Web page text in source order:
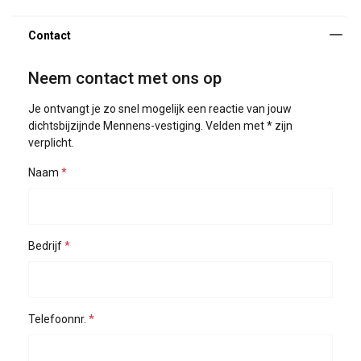
Neem contact met ons op
Je ontvangt je zo snel mogelijk een reactie van jouw
dichtsbijzijnde Mennens-vestiging. Velden met * zijn
verplicht.
Naam
Bedrijf
Telefoonnr.